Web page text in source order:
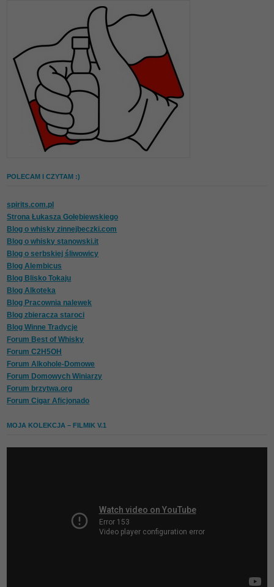
POLECAM I CZYTAM :)
spirits.com.pl
Strona Łukasza Gołębiewskiego
Blog o whisky zinnejbeczki.com
Blog o whisky stanowski.it
Blog o serbskiej śliwowicy
Blog Alembicus
Blog Blisko Tokaju
Blog Alkoteka
Blog Pracownia nalewek
Blog zbieracza staroci
Blog Winne Tradycje
Forum Best of Whisky
Forum C2H5OH
Forum Alkohole-Domowe
Forum Domowych Winiarzy
Forum brzytwa.org
Forum Cigar Aficjonado
MOJA KOLEKCJA – FILMIK V.1